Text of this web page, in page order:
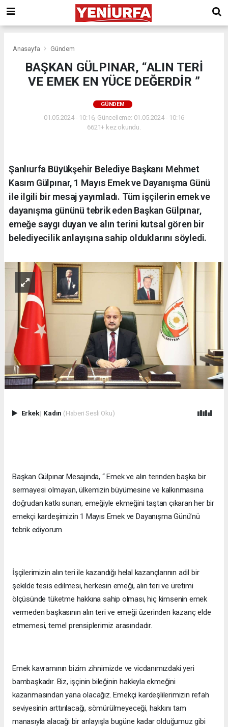
Anasayfa Gündem
BAŞKAN GÜLPINAR, “ALIN TERİ
VE EMEK EN YÜCE DEĞERDİR ”
GÜNDEM
01.05.2024 - 10:16, Güncelleme: 01.05.2024 - 10:16
6621+ kez okundu.
Şanlıurfa Büyükşehir Belediye Başkanı Mehmet
Kasım Gülpınar, 1 Mayıs Emek ve Dayanışma Günü
ile ilgili bir mesaj yayımladı. Tüm işçilerin emek ve
dayanışma gününü tebrik eden Başkan Gülpınar,
emeğe saygı duyan ve alın terini kutsal gören bir
belediyecilik anlayışına sahip olduklarını söyledi.
Erkek| Kadın (Haberi Sesli Oku)
Başkan Gülpınar Mesajında, “ Emek ve alın terinden başka bir
sermayesi olmayan, ülkemizin büyümesine ve kalkınmasına
doğrudan katkı sunan, emeğiyle ekmeğini taştan çıkaran her bir
emekçi kardeşimizin 1 Mayıs Emek ve Dayanışma Günü’nü
tebrik ediyorum.
İşçilerimizin alın teri ile kazandığı helal kazançlarının adil bir
şekilde tesis edilmesi, herkesin emeği, alın teri ve üretimi
ölçüsünde tüketme hakkına sahip olması, hiç kimsenin emek
vermeden başkasının alın teri ve emeği üzerinden kazanç elde
etmemesi, temel prensiplerimiz arasındadır.
Emek kavramının bizim zihnimizde ve vicdanımızdaki yeri
bambaşkadır. Biz, işçinin bileğinin hakkıyla ekmeğini
kazanmasından yana olacağız. Emekçi kardeşlilerimizin refah
seviyesinin arttırılacağı, sömürülmeyeceği, hakkını tam
manasıyla alacağı bir anlayışla bugüne kadar olduğumuz gibi